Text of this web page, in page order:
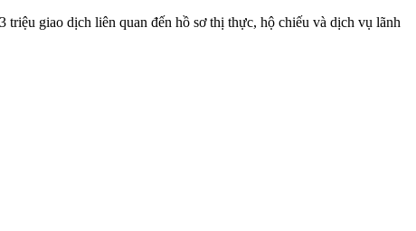
giao dịch liên quan đến hồ sơ thị thực, hộ chiếu và dịch vụ lãnh